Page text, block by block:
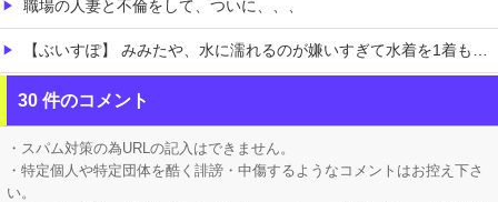
職場の人妻と不倫をして、ついに、、、
【ぶいすぽ】 みみたや、水に濡れるのが嫌いすぎて水着を1着も持っていない→スク水を着せられそうになるｗ
家系ラーメンって何を楽しむの？
【発見】 発達っぽい奴の共通点って『立場を理解できない』だよな
30 件のコメント
・スパム対策の為URLの記入はできません。
・特定個人や特定団体を酷く誹謗・中傷するようなコメントはお控え下さ
い。